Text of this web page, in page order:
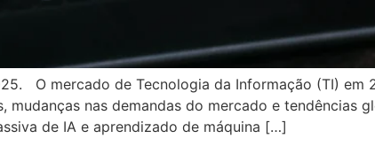
O mercado de Tecnologia da Informação (TI) em
nas demandas do mercado e tendências
de IA e aprendizado de máquina […]